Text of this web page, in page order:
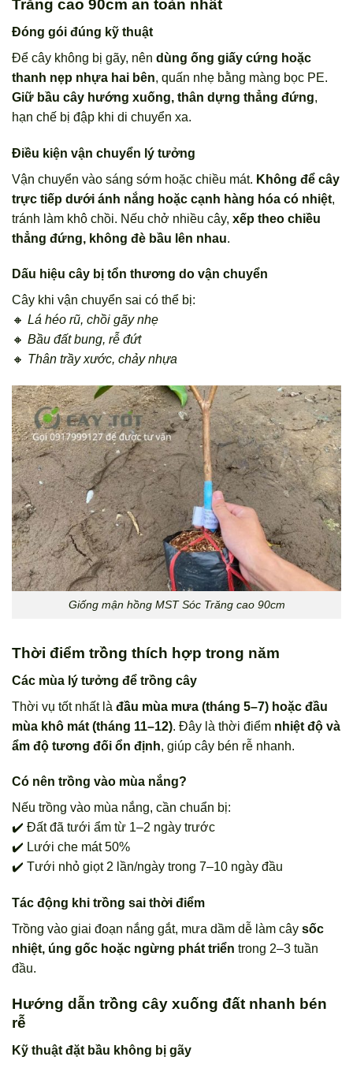
Trăng cao 90cm an toàn nhất
Đóng gói đúng kỹ thuật
Để cây không bị gãy, nên dùng ống giấy cứng hoặc
thanh nẹp nhựa hai bên, quấn nhẹ bằng màng bọc PE.
Giữ bầu cây hướng xuống, thân dựng thẳng đứng,
hạn chế bị đập khi di chuyển xa.
Điều kiện vận chuyển lý tưởng
Vận chuyển vào sáng sớm hoặc chiều mát. Không để cây
trực tiếp dưới ánh nắng hoặc cạnh hàng hóa có nhiệt,
tránh làm khô chồi. Nếu chở nhiều cây, xếp theo chiều
thẳng đứng, không đè bầu lên nhau.
Dấu hiệu cây bị tổn thương do vận chuyển
Cây khi vận chuyển sai có thể bị:
🔸 Lá héo rũ, chồi gãy nhẹ
🔸 Bầu đất bung, rễ đứt
🔸 Thân trầy xước, chảy nhựa
Giống mận hồng MST Sóc Trăng cao 90cm
Thời điểm trồng thích hợp trong năm
Các mùa lý tưởng để trồng cây
Thời vụ tốt nhất là đầu mùa mưa (tháng 5–7) hoặc đầu
mùa khô mát (tháng 11–12). Đây là thời điểm nhiệt độ và
ẩm độ tương đối ổn định, giúp cây bén rễ nhanh.
Có nên trồng vào mùa nắng?
Nếu trồng vào mùa nắng, cần chuẩn bị:
✔️ Đất đã tưới ẩm từ 1–2 ngày trước
✔️ Lưới che mát 50%
✔️ Tưới nhỏ giọt 2 lần/ngày trong 7–10 ngày đầu
Tác động khi trồng sai thời điểm
Trồng vào giai đoạn nắng gắt, mưa dầm dễ làm cây sốc
nhiệt, úng gốc hoặc ngừng phát triển trong 2–3 tuần
đầu.
Hướng dẫn trồng cây xuống đất nhanh bén
rễ
Kỹ thuật đặt bầu không bị gãy